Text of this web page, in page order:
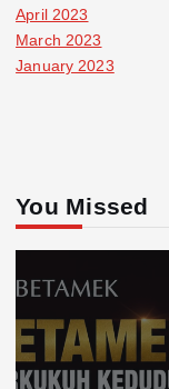
April 2023
March 2023
January 2023
You Missed